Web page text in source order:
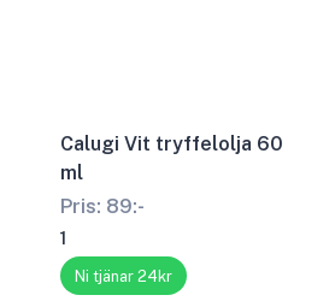
Calugi Vit tryffelolja 60
ml
Pris: 89:-
1
Ni tjänar 24kr